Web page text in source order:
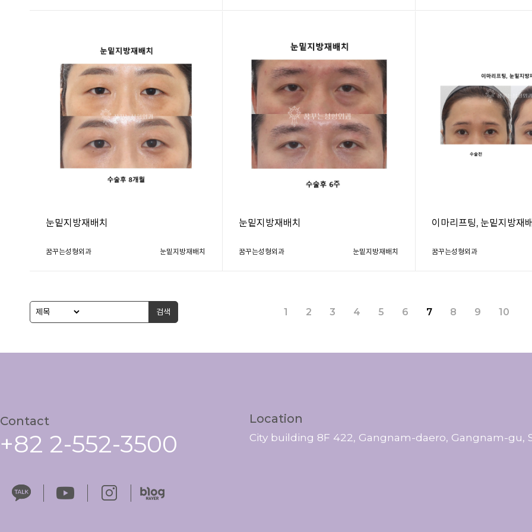
눈밑지방재배치
꿈꾸는성형외과 눈밑지방재배치
눈밑지방재배치
꿈꾸는성형외과 눈밑지방재배치
이마리프팅, 눈밑지방재
꿈꾸는성형외과
검색 1 2 3 4 5 6 7 8 9 10
Contact
+82 2-552-3500
Location
City building 8F 422, Gangnam-daero, Gangnam-gu,